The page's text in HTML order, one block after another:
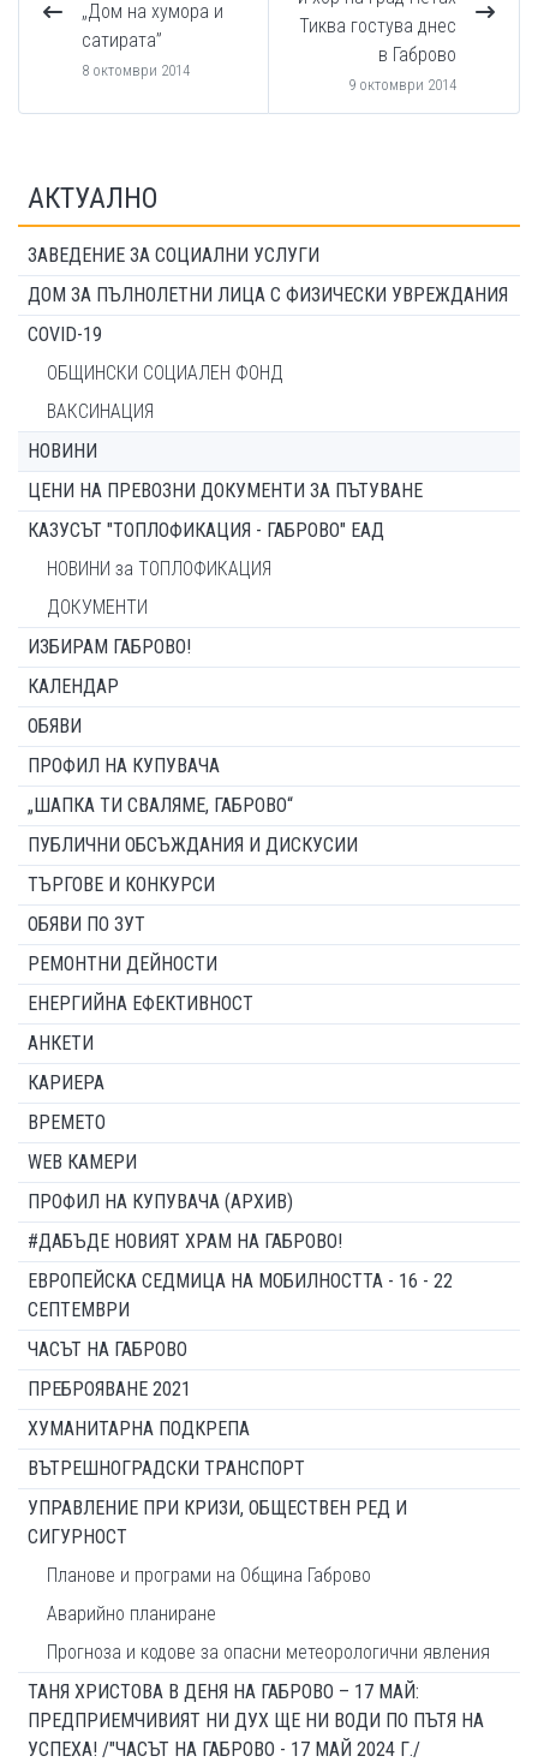
„Дом на хумора и
сатирата”
8 октомври 2014
Тиква гостува днес
в Габрово
9 октомври 2014
АКТУАЛНО
ЗАВЕДЕНИЕ ЗА СОЦИАЛНИ УСЛУГИ
ДОМ ЗА ПЪЛНОЛЕТНИ ЛИЦА С ФИЗИЧЕСКИ УВРЕЖДАНИЯ
COVID-19
ОБЩИНСКИ СОЦИАЛЕН ФОНД
ВАКСИНАЦИЯ
НОВИНИ
ЦЕНИ НА ПРЕВОЗНИ ДОКУМЕНТИ ЗА ПЪТУВАНЕ
КАЗУСЪТ "ТОПЛОФИКАЦИЯ - ГАБРОВО" ЕАД
НОВИНИ за ТОПЛОФИКАЦИЯ
ДОКУМЕНТИ
ИЗБИРАМ ГАБРОВО!
КАЛЕНДАР
ОБЯВИ
ПРОФИЛ НА КУПУВАЧА
„ШАПКА ТИ СВАЛЯМЕ, ГАБРОВО“
ПУБЛИЧНИ ОБСЪЖДАНИЯ И ДИСКУСИИ
ТЪРГОВЕ И КОНКУРСИ
ОБЯВИ ПО ЗУТ
РЕМОНТНИ ДЕЙНОСТИ
ЕНЕРГИЙНА ЕФЕКТИВНОСТ
АНКЕТИ
КАРИЕРА
ВРЕМЕТО
WEB КАМЕРИ
ПРОФИЛ НА КУПУВАЧА (АРХИВ)
#ДАБЪДЕ НОВИЯТ ХРАМ НА ГАБРОВО!
ЕВРОПЕЙСКА СЕДМИЦА НА МОБИЛНОСТТА - 16 - 22
СЕПТЕМВРИ
ЧАСЪТ НА ГАБРОВО
ПРЕБРОЯВАНЕ 2021
ХУМАНИТАРНА ПОДКРЕПА
ВЪТРЕШНОГРАДСКИ ТРАНСПОРТ
УПРАВЛЕНИЕ ПРИ КРИЗИ, ОБЩЕСТВЕН РЕД И
СИГУРНОСТ
Планове и програми на Община Габрово
Аварийно планиране
Прогноза и кодове за опасни метеорологични явления
ТАНЯ ХРИСТОВА В ДЕНЯ НА ГАБРОВО – 17 МАЙ:
ПРЕДПРИЕМЧИВИЯТ НИ ДУХ ЩЕ НИ ВОДИ ПО ПЪТЯ НА
УСПЕХА! /"ЧАСЪТ НА ГАБРОВО - 17 МАЙ 2024 Г./